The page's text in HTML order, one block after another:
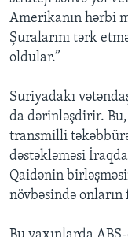
Amerikanın hərbi
Şuralarını tərk
oldular.”
Suriyadakı
da dərinləşdirir.
transmilli
dəstəkləməsi
Qaidənin
növbəsində onların